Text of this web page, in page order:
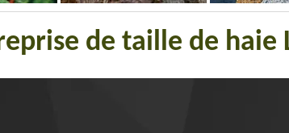
de taille de haie